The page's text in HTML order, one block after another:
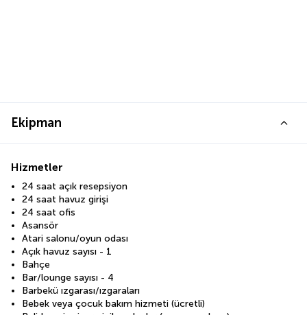
Ekipman
Hizmetler
24 saat açık resepsiyon
24 saat havuz girişi
24 saat ofis
Asansör
Atari salonu/oyun odası
Açık havuz sayısı - 1
Bahçe
Bar/lounge sayısı - 4
Barbekü ızgarası/ızgaraları
Bebek veya çocuk bakım hizmeti (ücretli)